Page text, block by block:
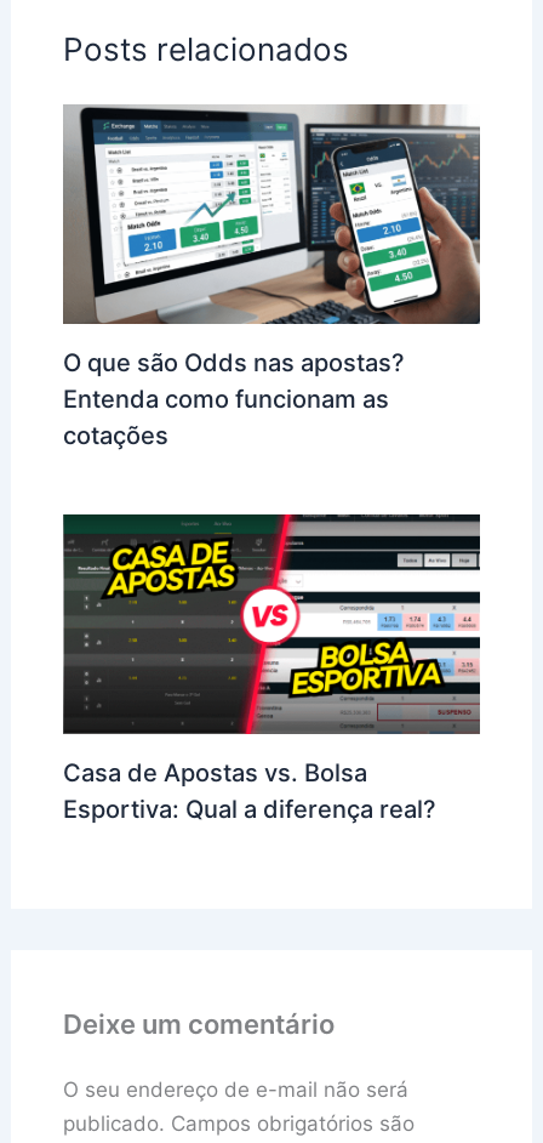
Posts relacionados
O que são Odds nas apostas?
Entenda como funcionam as
cotações
Casa de Apostas vs. Bolsa
Esportiva: Qual a diferença real?
Deixe um comentário
O seu endereço de e-mail não será
publicado. Campos obrigatórios são